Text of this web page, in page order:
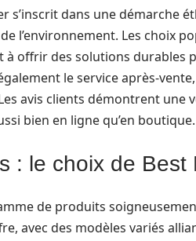
s’inscrit dans une démarche
l’environnement. Les choix
à offrir des solutions durables
le service après-
avis clients démontrent une
bien en ligne qu’en boutique.
: le choix de Best
de produits
avec des modèles variés